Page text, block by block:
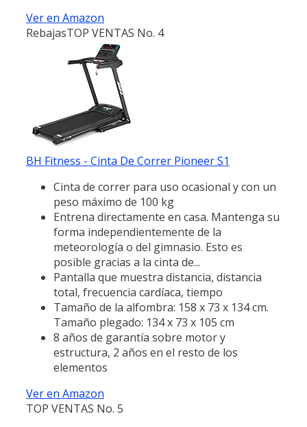
Ver en Amazon
RebajasTOP VENTAS No. 4
BH Fitness - Cinta De Correr Pioneer S1
Cinta de correr para uso ocasional y con un
peso máximo de 100 kg
Entrena directamente en casa. Mantenga su
forma independientemente de la
meteorología o del gimnasio. Esto es
posible gracias a la cinta de...
Pantalla que muestra distancia, distancia
total, frecuencia cardíaca, tiempo
Tamaño de la alfombra: 158 x 73 x 134 cm.
Tamaño plegado: 134 x 73 x 105 cm
8 años de garantía sobre motor y
estructura, 2 años en el resto de los
elementos
Ver en Amazon
TOP VENTAS No. 5